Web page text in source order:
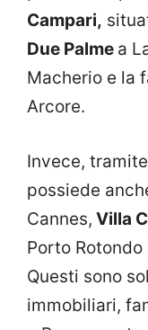
Campari,
Due Palme a
Macherio e la
Arcore.
Invece,
possiede
Cannes, Villa
Porto Rotondo
Questi sono
immobiliari,